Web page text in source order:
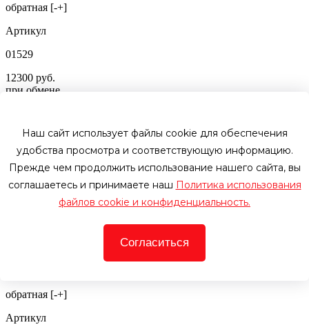
обратная [-+]
Артикул
01529
12300 руб.
при обмене
В наличии
Аккумулятор автомобильный Hitec 56077 MF 60Ah 580A ОП
Емкость
обратная [-+]
Артикул
Наш сайт использует файлы cookie для обеспечения
удобства просмотра и соответствующую информацию.
Прежде чем продолжить использование нашего сайта, вы
соглашаетесь и принимаете наш Политика использования
файлов cookie и конфиденциальность.
Согласиться